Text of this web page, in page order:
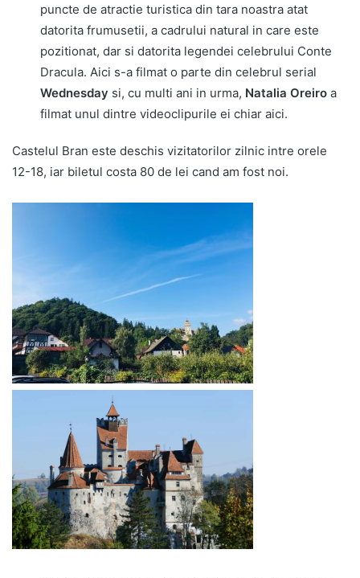
puncte de atractie turistica din tara noastra atat
datorita frumusetii, a cadrului natural in care este
pozitionat, dar si datorita legendei celebrului Conte
Dracula. Aici s-a filmat o parte din celebrul serial
Wednesday si, cu multi ani in urma, Natalia Oreiro a
filmat unul dintre videoclipurile ei chiar aici.
Castelul Bran este deschis vizitatorilor zilnic intre orele
12-18, iar biletul costa 80 de lei cand am fost noi.